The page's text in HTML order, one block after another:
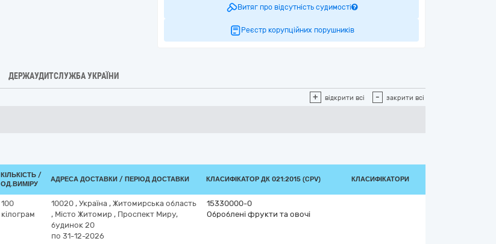
Витяг про відсутність судимості
Реєстр корупційних порушників
ДЕРЖАУДИТСЛУЖБА УКРАЇНИ
+ відкрити всі - закрити всі
КІЛЬКІСТЬ /
ОД.ВИМІРУ
АДРЕСА ДОСТАВКИ / ПЕРІОД ДОСТАВКИ КЛАСИФІКАТОР ДК 021:2015 (CPV) КЛАСИФІКАТОРИ
100
кілограм
10020 , Україна , Житомирська область
, Місто Житомир , Проспект Миру,
будинок 20
по 31-12-2026
15330000-0
Оброблені фрукти та овочі